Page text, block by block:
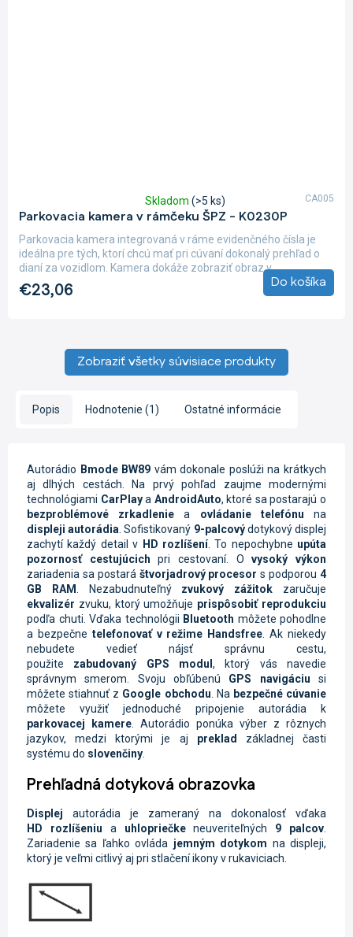
Parkovacia kamera v rámčeku ŠPZ - K0230P
hodnotenie
produktu
je
5,0
5
Skladom (>5 ks)
€23,06 Do košíka
Parkovacia kamera integrovaná v ráme evidenčného čísla je
ideálna pre tých, ktorí chcú mať pri cúvaní dokonalý prehľad o
dianí za vozidlom. Kamera dokáže zobraziť obraz v...
CA005
Zobraziť všetky súvisiace produkty
Popis Hodnotenie (1) Ostatné informácie
Autorádio Bmode BW89 vám dokonale poslúži na krátkych
aj dlhých cestách. Na prvý pohľad zaujme modernými
technológiami CarPlaya AndroidAuto, ktoré sa postarajú o
bezproblémové zrkadlenie a ovládanie telefónu na
displeji autorádia . Sofistikovaný 9-palcovýdotykový displej
zachytí každý detail v HD rozlíšení. To nepochybne upúta
pozornosť cestujúcich pri cestovaní. Ovysoký výkon
zariadenia sa postará štvorjadrovýprocesor s podporou4
GB RAM
. Nezabudnuteľný zvukový zážitok zaručuje
ekvalizér zvuku, ktorý umožňuje prispôsobiť reprodukciu
podľa chuti. Vďaka technológii Bluetooth môžete pohodlne
a bezpečne telefonovať v režime Handsfree . Ak niekedy
nebudete vedieť nájsť správnu cestu,
použite zabudovaný GPS modul, ktorý vás navedie
správnym smerom. Svoju obľúbenú GPS navigáciu si
môžete stiahnuť z Google obchodu . Na bezpečné cúvanie
môžete využiť jednoduché pripojenie autorádia k
parkovacej kamere . Autorádio ponúka výber z rôznych
jazykov, medzi ktorými je aj preklad
základnej časti
systému do slovenčiny
Prehľadná dotyková obrazovka
Displej autorádia je zameraný na dokonalosť vďaka
HD
rozlíšeniu a uhlopriečkeneuveriteľných 9 palcov.
Zariadenie sa ľahko ovláda jemným dotykom na displeji,
ktorý je veľmi citlivý aj pri stlačení ikony v rukaviciach.